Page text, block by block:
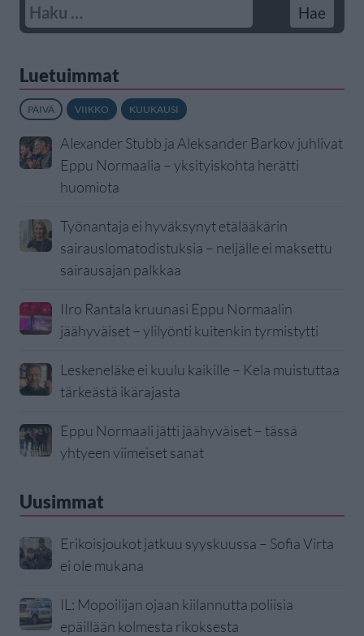
Luetuimmat
PÄIVÄ VIIKKO KUUKAUSI
Alexander Stubb ja Aleksander Barkov juhlivat
Eppu Normaalia – yksityiskohta herätti
huomiota
Työnantaja ei hyväksynyt etälääkärin
sairauslomatodistuksia – neljälle ei maksettu
sairausajan palkkaa
IIro Rantala kruunasi Eppu Normaalin
jäähyväiset – ylilyönti kuitenkin tyrmistytti
Leskeneläke ei kuulu kaikille – Kela muistuttaa
tärkeästä ikärajasta
Eppu Normaali jätti jäähyväiset – tässä
yhtyeen viimeiset sanat
Uusimmat
Erikoisjoukot jatkuu syyskuussa – Sofia Virta
ei ole mukana
IL: Mopoilijan ojaan kiilannutta poliisia
epäillään kolmesta rikoksesta